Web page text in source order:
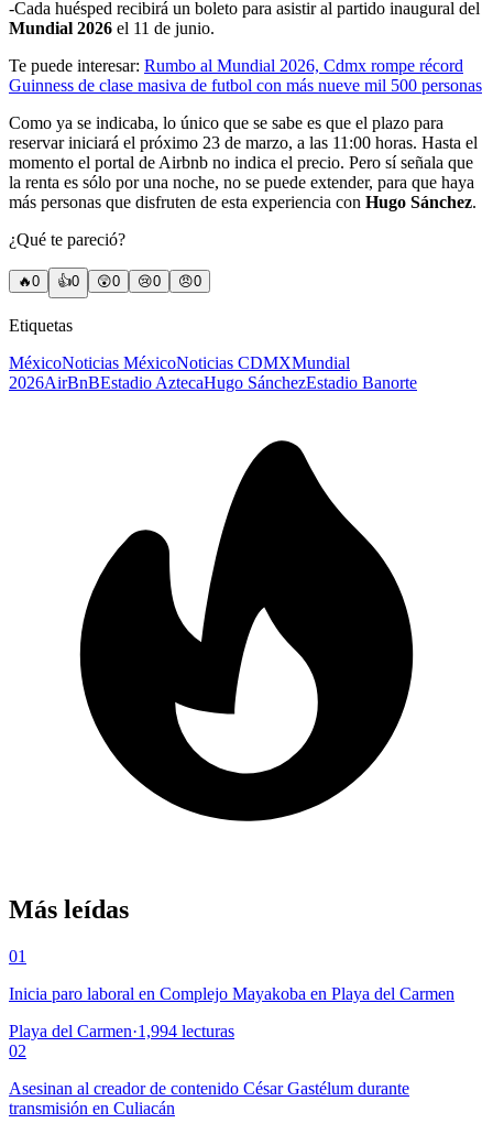
-Cada huésped recibirá un boleto para asistir al partido inaugural del
Mundial 2026 el 11 de junio.
Te puede interesar: Rumbo al Mundial 2026, Cdmx rompe récord
Guinness de clase masiva de futbol con más nueve mil 500 personas
Como ya se indicaba, lo único que se sabe es que el plazo para
reservar iniciará el próximo 23 de marzo, a las 11:00 horas. Hasta el
momento el portal de Airbnb no indica el precio. Pero sí señala que
la renta es sólo por una noche, no se puede extender, para que haya
más personas que disfruten de esta experiencia con Hugo Sánchez.
¿Qué te pareció?
🔥0 👍0 😲0 😢0 😠0
Etiquetas
MéxicoNoticias MéxicoNoticias CDMXMundial
2026AirBnBEstadio AztecaHugo SánchezEstadio Banorte
Más leídas
01
Inicia paro laboral en Complejo Mayakoba en Playa del Carmen
Playa del Carmen·1,994 lecturas
02
Asesinan al creador de contenido César Gastélum durante
transmisión en Culiacán